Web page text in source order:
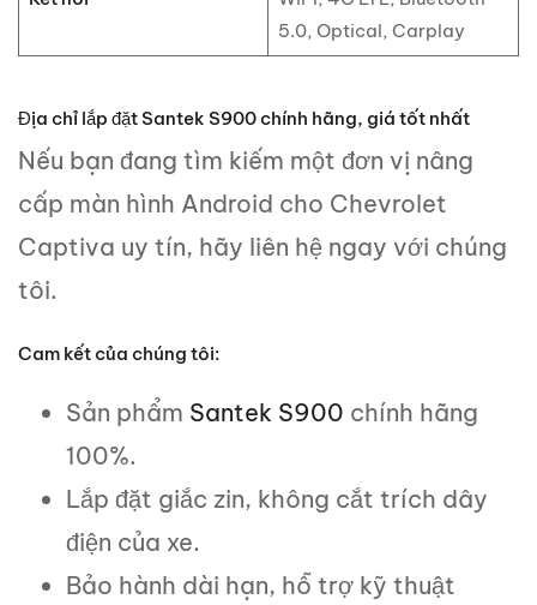
5.0, Optical, Carplay
Địa chỉ lắp đặt Santek S900 chính hãng, giá tốt nhất
Nếu bạn đang tìm kiếm một đơn vị nâng
cấp màn hình Android cho Chevrolet
Captiva uy tín, hãy liên hệ ngay với chúng
tôi.
Cam kết của chúng tôi:
Sản phẩm Santek S900 chính hãng
100%.
Lắp đặt giắc zin, không cắt trích dây
điện của xe.
Bảo hành dài hạn, hỗ trợ kỹ thuật